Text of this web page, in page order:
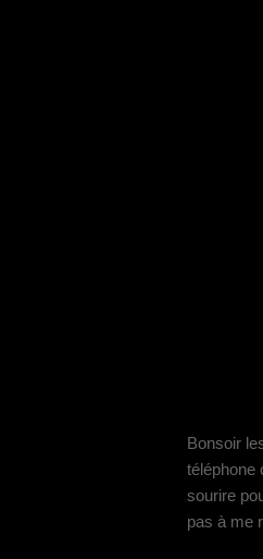
Bonsoir
téléphone
sourire
pas à me